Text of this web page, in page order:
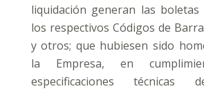
liquidación generan las
los respectivos Códigos de
y otros; que hubiesen sido
la Empresa, en
especificaciones técnicas